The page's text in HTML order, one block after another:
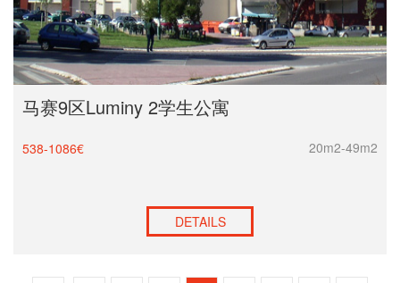
马赛9区Luminy 2学生公寓
538-1086€ 20m2-49m2
DETAILS